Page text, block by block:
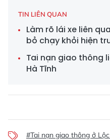
TIN LIÊN QUAN
Làm rõ lái xe liên
bỏ chạy khỏi hiện
Tai nạn giao thông
Hà Tĩnh
#Tai nạn giao thông ở